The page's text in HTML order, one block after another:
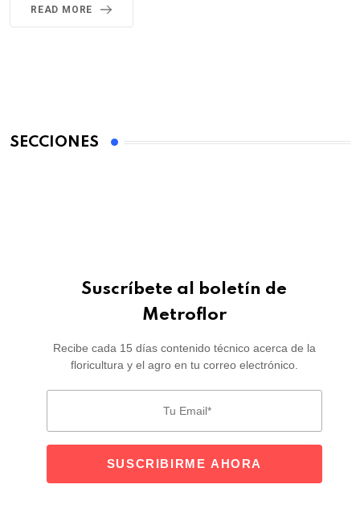
READ MORE
SECCIONES
Suscríbete al boletín de
Metroflor
Recibe cada 15 días contenido técnico acerca de la
floricultura y el agro en tu correo electrónico.